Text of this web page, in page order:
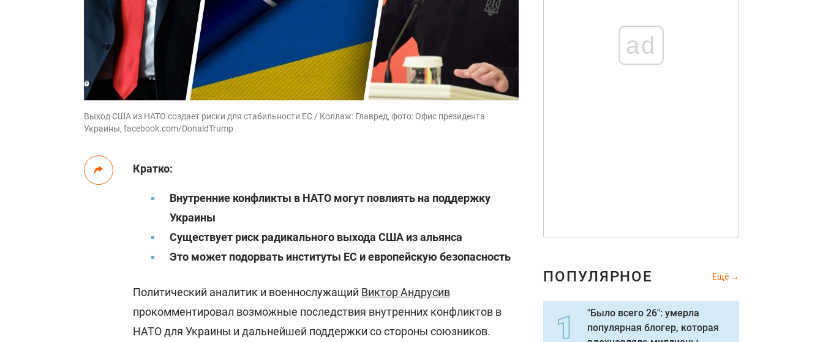
Выход США из НАТО создает риски для стабильности ЕС / Коллаж: Главред, фото: Офис президента
Украины, facebook.com/DonaldTrump
Кратко:
Внутренние конфликты в НАТО могут повлиять на поддержку
Украины
Существует риск радикального выхода США из альянса
Это может подорвать институты ЕС и европейскую безопасность
Политический аналитик и военнослужащий Виктор Андрусив
прокомментировал возможные последствия внутренних конфликтов в
НАТО для Украины и дальнейшей поддержки со стороны союзников.
ad
ПОПУЛЯРНОЕ Ещё
"Было всего 26": умерла
популярная блогер, которая